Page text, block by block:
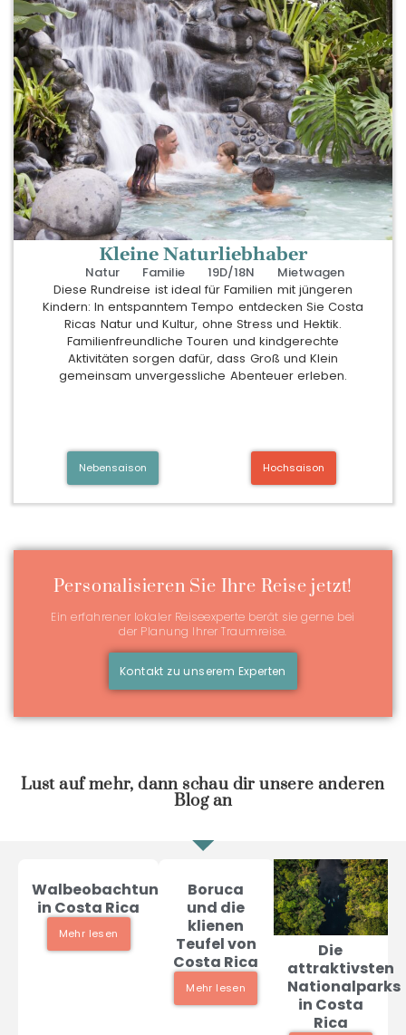
Kleine Naturliebhaber
Natur Familie 19D/18N
Mietwagen
Diese Rundreise ist ideal für Familien mit jüngeren
Kindern: In entspanntem Tempo entdecken Sie Costa
Ricas Natur und Kultur, ohne Stress und Hektik.
Familienfreundliche Touren und kindgerechte
Aktivitäten sorgen dafür, dass Groß und Klein
gemeinsam unvergessliche Abenteuer erleben.
Nebensaison Hochsaison
Personalisieren Sie Ihre Reise jetzt!
Ein erfahrener lokaler Reiseexperte berät sie gerne bei
der Planung Ihrer Traumreise.
Kontakt zu unserem Experten
Lust auf mehr, dann schau dir unsere anderen
Blog an
Walbeobachtung
in Costa Rica
Mehr lesen
Boruca
und die
klienen
Teufel von
Costa Rica
Mehr lesen
Die
attraktivsten
Nationalparks
in Costa
Rica